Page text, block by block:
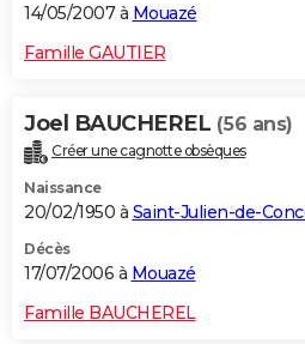
14/05/2007 à Mouazé
Famille GAUTIER
Joel BAUCHEREL (56 ans)
Créer une cagnotte obsèques
Naissance
20/02/1950 à Saint-Julien-de-
Décès
17/07/2006 à Mouazé
Famille BAUCHEREL